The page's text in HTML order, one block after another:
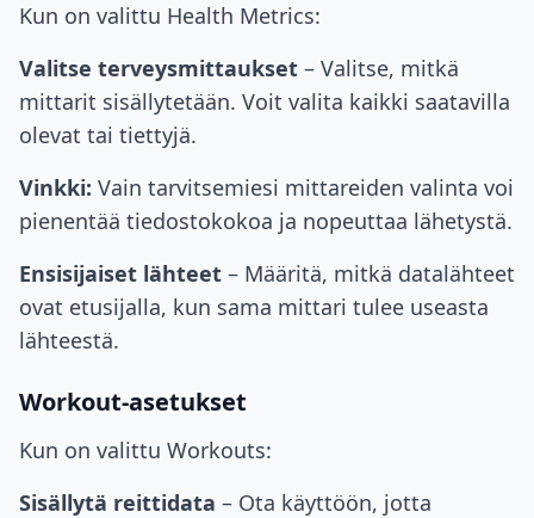
Kun on valittu Health Metrics:
Valitse terveysmittaukset – Valitse, mitkä
mittarit sisällytetään. Voit valita kaikki saatavilla
olevat tai tiettyjä.
Vinkki: Vain tarvitsemiesi mittareiden valinta voi
pienentää tiedostokokoa ja nopeuttaa lähetystä.
Ensisijaiset lähteet – Määritä, mitkä datalähteet
ovat etusijalla, kun sama mittari tulee useasta
lähteestä.
Workout-asetukset
Kun on valittu Workouts:
Sisällytä reittidata – Ota käyttöön, jotta